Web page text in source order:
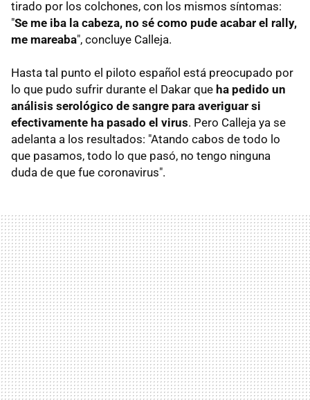
tirado por los colchones, con los mismos síntomas:
"Se me iba la cabeza, no sé como pude acabar el rally,
me mareaba", concluye Calleja.
Hasta tal punto el piloto español está preocupado por
lo que pudo sufrir durante el Dakar que ha pedido un
análisis serológico de sangre para averiguar si
efectivamente ha pasado el virus. Pero Calleja ya se
adelanta a los resultados: "Atando cabos de todo lo
que pasamos, todo lo que pasó, no tengo ninguna
duda de que fue coronavirus".